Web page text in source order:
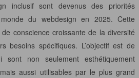
inclusif sont devenus des priorités
du webdesign en 2025. Cette
conscience croissante de la diversité
besoins spécifiques. L’objectif est de
non seulement esthétiquement
aussi utilisables par le plus grand